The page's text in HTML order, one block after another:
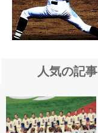
人気の記事